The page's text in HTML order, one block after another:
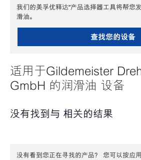
我们的美孚优释达℠产品选择器工具将帮您
滑油。
查找您的设备
适用于Gildemeister
GmbH 的润滑油 设备
没有找到与 相关的结果
没有看到您正在寻找的产品？ 您可以按应